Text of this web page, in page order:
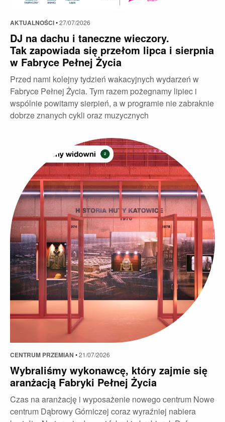
AKTUALNOŚCI•27/07/2026
DJ na dachu i taneczne wieczory.
Tak zapowiada się przełom lipca i sierpnia
w Fabryce Pełnej Życia
Przed nami kolejny tydzień wakacyjnych wydarzeń w
Fabryce Pełnej Życia. Tym razem pożegnamy lipiec i
wspólnie powitamy sierpień, a w programie nie zabraknie
dobrze znanych cykli oraz muzycznych
CENTRUM PRZEMIAN •21/07/2026
Wybraliśmy wykonawcę, który zajmie się
aranżacją Fabryki Pełnej Życia
Czas na aranżację i wyposażenie nowego centrum Nowe
centrum Dąbrowy Górniczej coraz wyraźniej nabiera